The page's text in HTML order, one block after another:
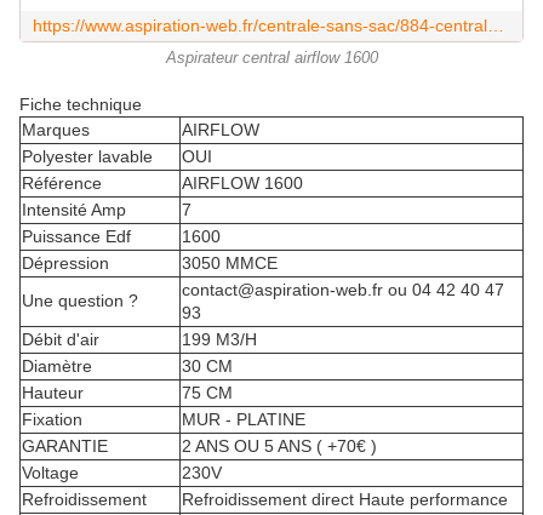
Aspirateur central airflow 1600
Fiche technique
Marques
AIRFLOW
Polyester lavable
OUI
Référence
AIRFLOW 1600
Intensité Amp
7
Puissance Edf
1600
Dépression
3050 MMCE
Une question ?
contact@aspiration-web.fr ou 04 42 40 47
93
Débit d'air
199 M3/H
Diamètre
30 CM
Hauteur
75 CM
Fixation
MUR - PLATINE
GARANTIE
2 ANS OU 5 ANS ( +70€ )
Voltage
230V
Refroidissement
Refroidissement direct Haute performance